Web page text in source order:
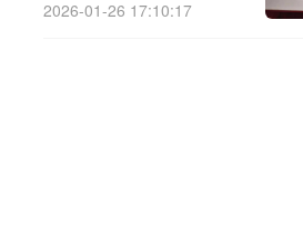
7070户
2026-01-26 17:10:17